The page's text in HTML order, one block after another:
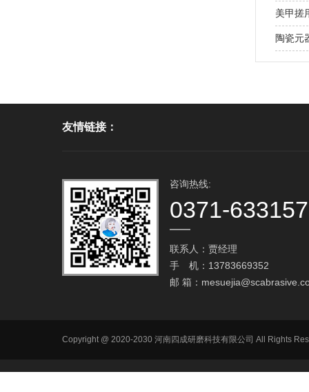
美甲搓
陶瓷元
友情链接：
咨询热线:
0371-
联系人：贾经理
手 机：13783669352
邮 箱：
Copyright @ 2020-2030 河南四成研磨科技有限公司 All Rights